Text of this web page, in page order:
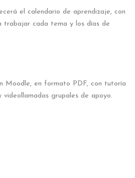
el calendario de aprendizaje, con
trabajar cada tema y los días de
Moodle, en formato PDF, con tutoría
grupales de apoyo.